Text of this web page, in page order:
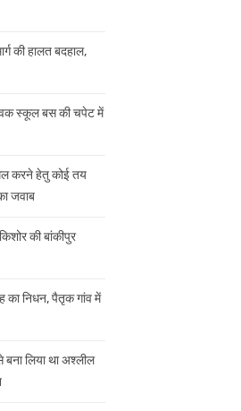
की हालत बदहाल,
स्कूल बस की चपेट में
करने हेतु कोई तय
जवाब
की बांकीपुर
का निधन, पैतृक गांव में
लिया था अश्लील